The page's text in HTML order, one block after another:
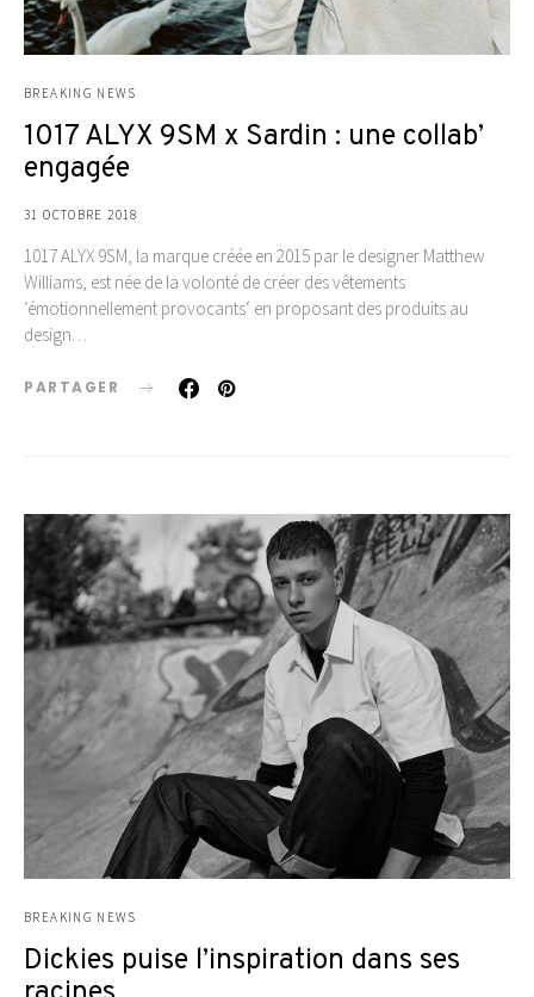
BREAKING NEWS
1017 ALYX 9SM x Sardin : une collab’
engagée
31 OCTOBRE 2018
1017 ALYX 9SM, la marque créée en 2015 par le designer Matthew
Williams, est née de la volonté de créer des vêtements
‘émotionnellement provocants‘ en proposant des produits au
design…
PARTAGER
BREAKING NEWS
Dickies puise l’inspiration dans ses